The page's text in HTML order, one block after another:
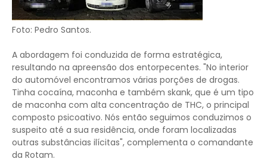
Foto: Pedro Santos.
A abordagem foi conduzida de forma estratégica,
resultando na apreensão dos entorpecentes. "No interior
do automóvel encontramos várias porções de drogas.
Tinha cocaína, maconha e também skank, que é um tipo
de maconha com alta concentração de THC, o principal
composto psicoativo. Nós então seguimos conduzimos o
suspeito até a sua residência, onde foram localizadas
outras substâncias ilícitas", complementa o comandante
da Rotam.